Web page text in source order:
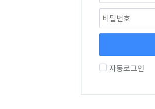
자동로그인